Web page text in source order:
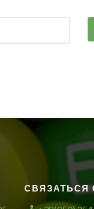
СВЯЗАТЬСЯ